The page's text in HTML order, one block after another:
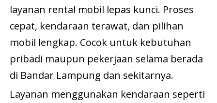
layanan rental mobil lepas kunci. Proses
cepat, kendaraan terawat, dan pilihan
mobil lengkap. Cocok untuk kebutuhan
pribadi maupun pekerjaan selama berada
di Bandar Lampung dan sekitarnya.
Layanan menggunakan kendaraan seperti